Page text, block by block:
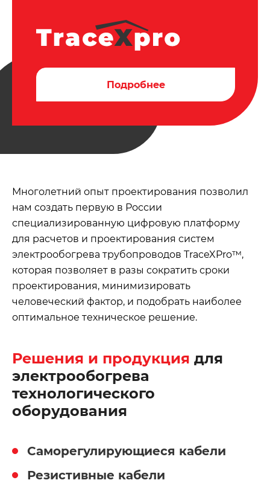
Подробнее
Многолетний опыт проектирования позволил
нам создать первую в России
специализированную цифровую платформу
для расчетов и проектирования систем
электрообогрева трубопроводов TraceXPro™,
которая позволяет в разы сократить сроки
проектирования, минимизировать
человеческий фактор, и подобрать наиболее
оптимальное техническое решение.
Решения и продукция для
электрообогрева
технологического
оборудования
Саморегулирующиеся кабели
Резистивные кабели